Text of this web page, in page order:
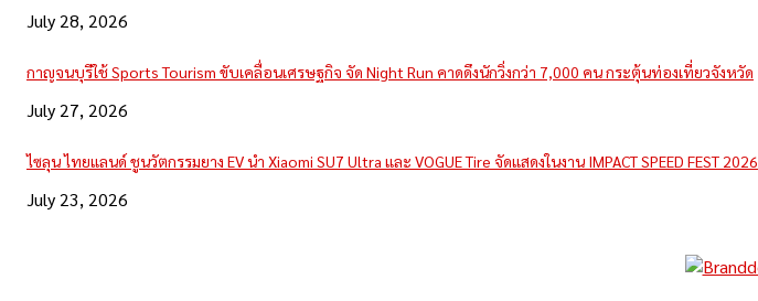
July 28, 2026
กาญจนบุรีใช้ Sports Tourism ขับเคลื่อนเศรษฐกิจ จัด Night Run คาดดึงนักวิ่งกว่า 7,000 คน กระตุ้นท่องเที่ยวจังหวัด
July 27, 2026
ไซลุน ไทยแลนด์ ชูนวัตกรรมยาง EV นำ Xiaomi SU7 Ultra และ VOGUE Tire จัดแสดงในงาน IMPACT SPEED FEST 2026
July 23, 2026